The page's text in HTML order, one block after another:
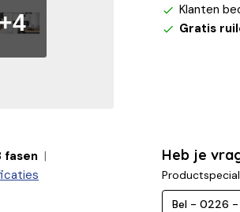
Klanten
Gratis
fasen
Heb je
Bel - 0226